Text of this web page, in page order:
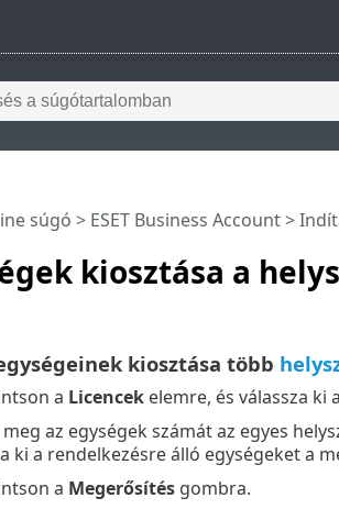
kiosztása a
súgó > ESET Business Account>
kiosztása több
a Licencekelemre, és válassza ki
az egységek számát az egyes
ki a rendelkezésre álló egységeket a
a Megerősítésgombra.